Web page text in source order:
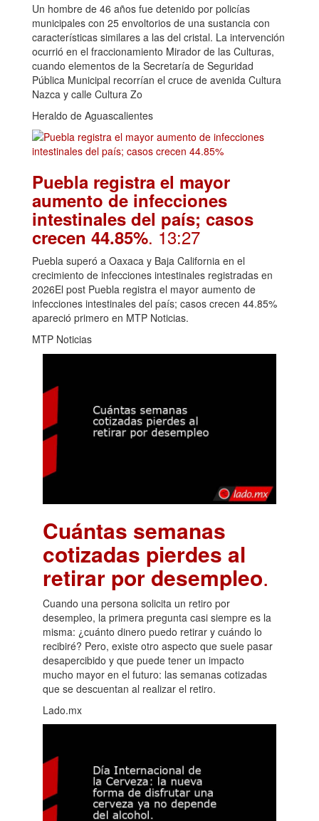
Un hombre de 46 años fue detenido por policías
municipales con 25 envoltorios de una sustancia con
características similares a las del cristal. La intervención
ocurrió en el fraccionamiento Mirador de las Culturas,
cuando elementos de la Secretaría de Seguridad
Pública Municipal recorrían el cruce de avenida Cultura
Nazca y calle Cultura Zo
Heraldo de Aguascalientes
Puebla registra el mayor
aumento de infecciones
intestinales del país; casos
crecen 44.85%. 13:27
Puebla superó a Oaxaca y Baja California en el
crecimiento de infecciones intestinales registradas en
2026El post Puebla registra el mayor aumento de
infecciones intestinales del país; casos crecen 44.85%
apareció primero en MTP Noticias.
MTP Noticias
Cuántas semanas
cotizadas pierdes al
retirar por desempleo.
Cuando una persona solicita un retiro por
desempleo, la primera pregunta casi siempre es la
misma: ¿cuánto dinero puedo retirar y cuándo lo
recibiré? Pero, existe otro aspecto que suele pasar
desapercibido y que puede tener un impacto
mucho mayor en el futuro: las semanas cotizadas
que se descuentan al realizar el retiro.
Lado.mx